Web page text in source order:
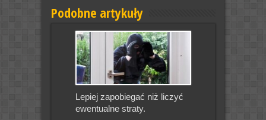
Podobne artykuły
Lepiej zapobiegać niż liczyć
ewentualne straty.